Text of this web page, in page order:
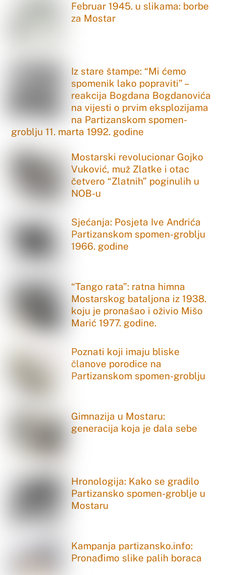
Februar 1945. u slikama: borbe
za Mostar
Iz stare štampe: “Mi ćemo
spomenik lako popraviti” –
reakcija Bogdana Bogdanovića
na vijesti o prvim eksplozijama
na Partizanskom spomen-
groblju 11. marta 1992. godine
Mostarski revolucionar Gojko
Vuković, muž Zlatke i otac
četvero “Zlatnih” poginulih u
NOB-u
Sjećanja: Posjeta Ive Andrića
Partizanskom spomen-groblju
1966. godine
“Tango rata”: ratna himna
Mostarskog bataljona iz 1938.
koju je pronašao i oživio Mišo
Marić 1977. godine.
Poznati koji imaju bliske
članove porodice na
Partizanskom spomen-groblju
Gimnazija u Mostaru:
generacija koja je dala sebe
Hronologija: Kako se gradilo
Partizansko spomen-groblje u
Mostaru
Kampanja partizansko.info:
Pronađimo slike palih boraca